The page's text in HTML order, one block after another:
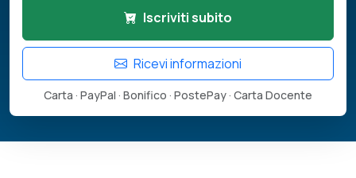
Iscriviti subito
Ricevi informazioni
Carta · PayPal · Bonifico · PostePay · Carta Docente